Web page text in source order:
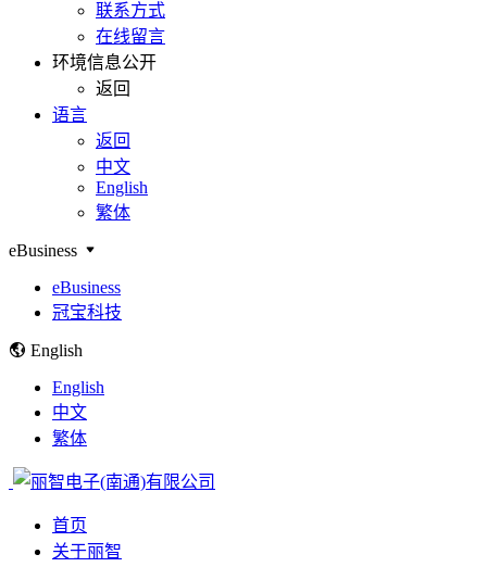
联系方式
在线留言
环境信息公开
返回
语言
返回
中文
English
繁体
eBusiness
eBusiness
冠宝科技
English
English
中文
繁体
首页
关于丽智